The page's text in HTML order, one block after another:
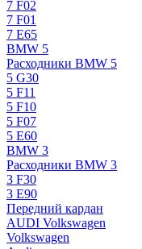
7 F02
7 F01
7 E65
BMW 5
Расходники BMW 5
5 G30
5 F11
5 F10
5 F07
5 E60
BMW 3
Расходники BMW 3
3 F30
3 E90
Передний кардан
AUDI Volkswagen
Volkswagen